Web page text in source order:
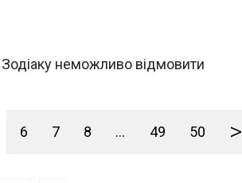
неможливо відмовити
6 7 8 ... 49 50 >